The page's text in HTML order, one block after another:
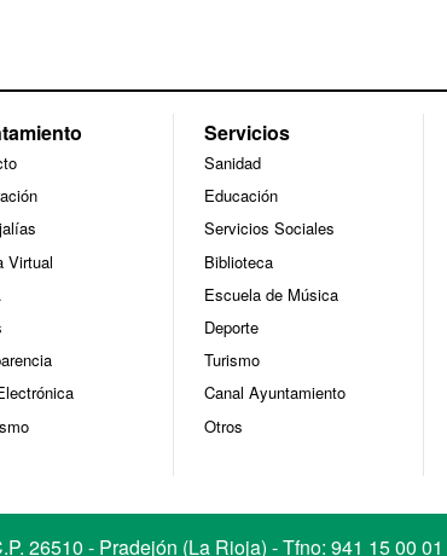
Virtual
Servicios
Sanidad
Educación
Servicios Sociales
Biblioteca
Escuela de Música
Deporte
Turismo
Canal Ayuntamiento
Otros
26510 - Pradejón (La Rioja) - Tfno: 941 15 00 01